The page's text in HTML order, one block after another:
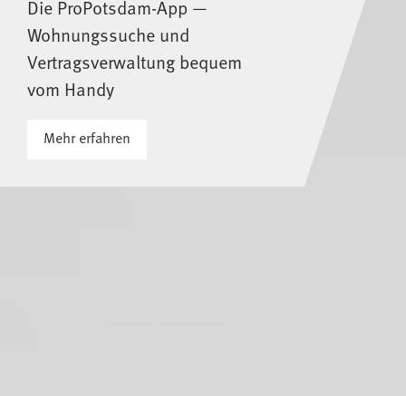
Die ProPotsdam-App —
Wohnungssuche und
Vertragsverwaltung bequem
vom Handy
Mehr erfahren